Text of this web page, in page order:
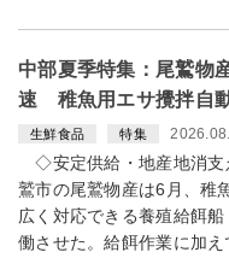
中部夏季特集：尾鷲物
速 稚魚用エサ攪拌自
生鮮食品 特集
◇安定供給・地産地消
鷲市の尾鷲物産は6月、稚
広く対応できる養殖給餌
働させた。給餌作業に加